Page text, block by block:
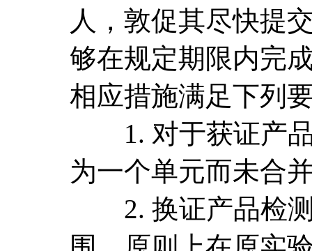
人，敦促其尽快提
够在规定期限内完
相应措施满足下列
1. 对于获证产品
为一个单元而未合
2. 换证产品检测